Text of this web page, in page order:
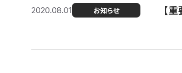
2020.08.01 お知らせ 【